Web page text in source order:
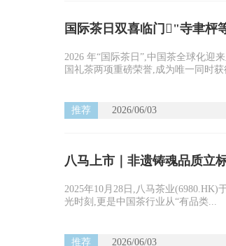
国际茶日双喜临门"寺聿枰
2026 年“国际茶日”,中国茶全球化迎
国礼茶两项重磅荣誉,成为唯一同时
推荐 2026/06/03
八马上市｜非遗铸魂品质立
2025年10月28日,八马茶业
光时刻,更是中国茶行业从“有品类...
推荐 2026/06/03